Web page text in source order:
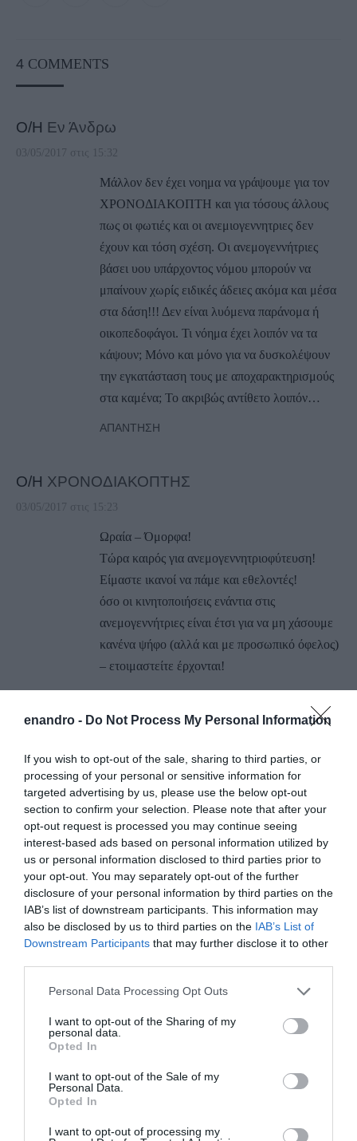
enandro - Do Not Process My Personal Information
If you wish to opt-out of the sale, sharing to third parties, or
processing of your personal or sensitive information for
targeted advertising by us, please use the below opt-out
section to confirm your selection. Please note that after your
opt-out request is processed you may continue seeing
interest-based ads based on personal information utilized by
us or personal information disclosed to third parties prior to
your opt-out. You may separately opt-out of the further
disclosure of your personal information by third parties on the
IAB’s list of downstream participants. This information may
also be disclosed by us to third parties on the IAB’s List of
Downstream Participants that may further disclose it to other
Please note that this website/app uses one or more Google
not limited to your visit or usage behaviour. You may click to
grant or deny consent to Google and its third-party tags to
use your data for below specified purposes in below Google
consent section.
Personal Data Processing Opt Outs
I want to opt-out of the Sharing of my
personal data.
Opted In
I want to opt-out of the Sale of my
Personal Data.
Opted In
I want to opt-out of processing my
4 COMMENTS
Ο/Η Εν Άνδρω
03/05/2017 στις 15:32
Μάλλον δεν έχει νοημα να γράψουμε για τον
ΧΡΟΝΟΔΙΑΚΟΠΤΗ και για τόσους άλλους
πως οι φωτιές και οι ανεμιογεννητριες δεν
έχουν και τόση σχέση. Οι ανεμογεννήτριες
βάσει υου υπάρχοντος νόμου μπορούν να
μπαίνουν χωρίς ειδικές άδειες ακόμα και μέσα
στα δάση!!! Δεν είναι λυόμενα παράνομα ή
οικοπεδοφάγοι. Τι νόημα έχει λοιπόν να τα
κάψουν; Μόνο και μόνο για να δυσκολέψουν
την εγκατάσταση τους με αποχαρακτηρισμούς
στα καμένα; Το ακριβώς αντίθετο λοιπόν…
ΑΠΆΝΤΗΣΗ
Ο/Η ΧΡΟΝΟΔΙΑΚΟΠΤΗΣ
03/05/2017 στις 15:23
Ωραία – Όμορφα!
Τώρα καιρός για ανεμογεννητριοφύτευση!
Είμαστε ικανοί να πάμε και εθελοντές!
όσο οι κινητοποιήσεις ενάντια στις
ανεμογεννήτριες είναι έτσι για να μη χάσουμε
κανένα ψήφο (αλλά και με προσωπικό όφελος)
– ετοιμαστείτε έρχονται!
02/05/2017 στις 11:18
Anna Pylarinou: Ευχαριστώ θερμά το Εν
Άνδρω και προσωπικά τον κύριο Μπασαντή
για την άμεση κινητοποίηση και ενημέρωση σε
ό,τι σχετίζεται με την χθεσινή πυρκαγιά, δίπλα
στο σπίτι μας
ΑΠΆΝΤΗΣΗ
Ακόμα και στο τέλειο έγκλημα κάποτε θα γίνει
Σε κάποιον εμπρησμό, κάποιος θα δει ,
κάποιος θα μάθει και το έγκλημα θα
Διότι όταν βάζεις φωτιά στο βουνό με επτά